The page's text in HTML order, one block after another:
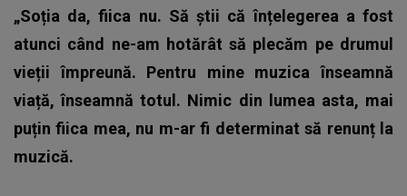
„Soția da, fiica nu. Să știi că înțelegerea a fost
atunci când ne-am hotărât să plecăm pe drumul
vieții împreună. Pentru mine muzica înseamnă
viață, înseamnă totul. Nimic din lumea asta, mai
puțin fiica mea, nu m-ar fi determinat să renunț la
muzică.